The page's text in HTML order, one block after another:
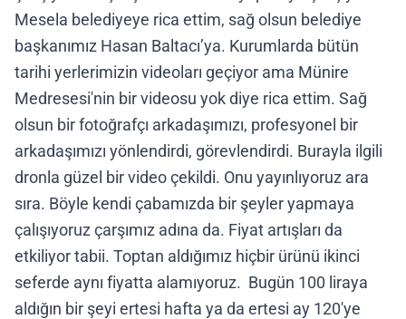
Mesela belediyeye rica ettim, sağ olsun belediye
başkanımız Hasan Baltacı’ya. Kurumlarda bütün
tarihi yerlerimizin videoları geçiyor ama Münire
Medresesi'nin bir videosu yok diye rica ettim. Sağ
olsun bir fotoğrafçı arkadaşımızı, profesyonel bir
arkadaşımızı yönlendirdi, görevlendirdi. Burayla ilgili
dronla güzel bir video çekildi. Onu yayınlıyoruz ara
sıra. Böyle kendi çabamızda bir şeyler yapmaya
çalışıyoruz çarşımız adına da. Fiyat artışları da
etkiliyor tabii. Toptan aldığımız hiçbir ürünü ikinci
seferde aynı fiyatta alamıyoruz. Bugün 100 liraya
aldığın bir şeyi ertesi hafta ya da ertesi ay 120'ye